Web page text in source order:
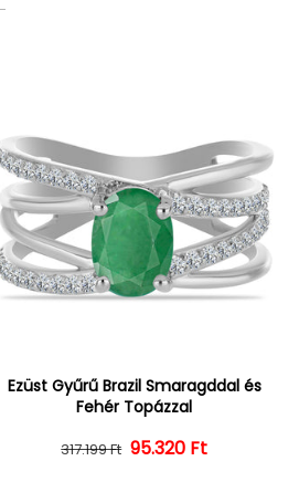
Ezüst Gyűrű Brazil Smaragddal és
Fehér Topázzal
Normál ár
317.199 Ft Kedvezményes ár
95.320 Ft